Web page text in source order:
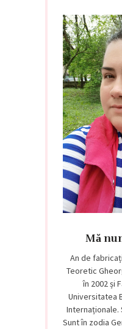
Mă
An de
Teoretic
în 2002 și
Universitatea
Internaționale.
Sunt în zodia